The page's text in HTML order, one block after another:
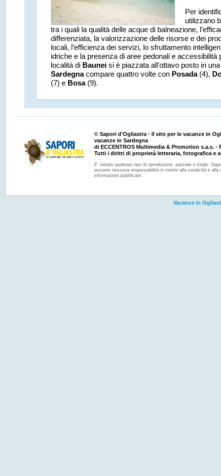
Per
utilizzano
tra i quali la qualità delle acque di balneazione,
differenziata, la valorizzazione delle risorse e dei
locali, l’efficienza dei servizi, lo sfruttamento
idriche e la presenza di aree pedonali e accessibilità
località di Baunei si è piazzata all'ottavo posto in
Sardegnacompare quattro volte con Posada(4),
(7) e Bosa(9).
© Sapori d'Ogliastra - Il sito per le vacanze in
vacanze in Sardegna
di ECCENTROS Multimedia & Promotion s.a.s. -
Tutti i diritti di proprietà letteraria, fotografica e
E' vietato qualsiasi tipo di riproduzione, parziale o totale.
assume nessuna responsabilità in merito alla veridicità e alla
informazioni pubblicate.
Vacanze in